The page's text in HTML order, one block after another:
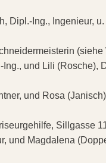
Dipl.-Ing., Ingenieur,
(siehe
und Lili (Rosche),
und Rosa
Sillgasse
und Magdalena